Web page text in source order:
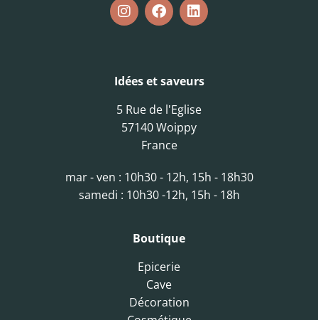
Idées et saveurs
5 Rue de l'Eglise
57140 Woippy
France
mar - ven : 10h30 - 12h, 15h - 18h30
samedi : 10h30 -12h, 15h - 18h
Boutique
Epicerie
Cave
Décoration